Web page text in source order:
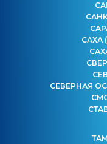
САХА
СЕВЕРНАЯ